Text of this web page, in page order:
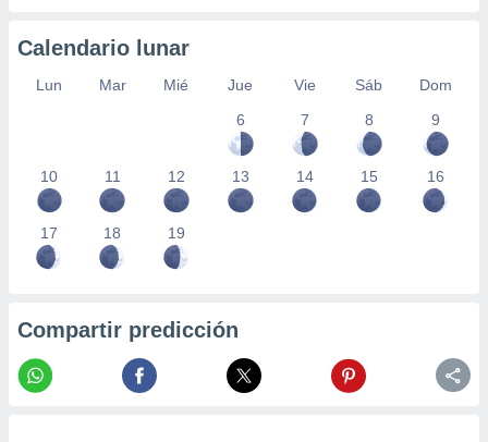
Calendario lunar
Lun Mar Mié Jue Vie Sáb
Dom
6
7 8 9
10 11 12 13 14 15 16
17 18 19
Compartir predicción